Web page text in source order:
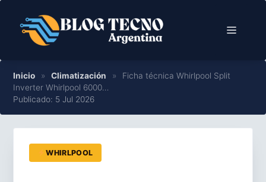
contenido
Menú
Inicio » Climatización »
Ficha técnica Whirlpool Split
Inverter Whirlpool 6000…
Publicado: 5 Jul 2026
WHIRLPOOL